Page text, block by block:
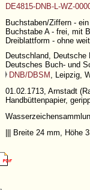
DE4815-DNB-L-WZ-
Buchstaben/Ziffern -
Buchstabe A - frei, mit
Dreiblattform - ohne
Deutschland, Deutsche
Deutsches Buch- und
DNB/DBSM , Leipzig,
01.02.1713, Arnstadt
Handbüttenpapier,
||| Breite 24 mm, Höhe